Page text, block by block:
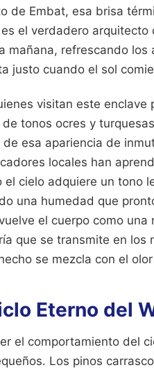
de Embat, esa brisa
el verdadero
mañana, refrescando
justo cuando el sol
visitan este
tonos ocres y
de esa apariencia de
locales han
el cielo adquiere un tono
una humedad que
el cuerpo como
que se transmite en los
se mezcla con el
Eterno del
el comportamiento del
Los pinos